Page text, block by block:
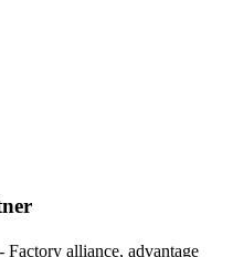
alliance, advantage